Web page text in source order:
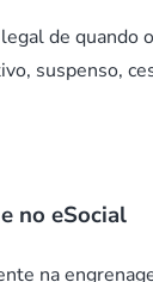
de quando
suspenso,
no eSocial
na